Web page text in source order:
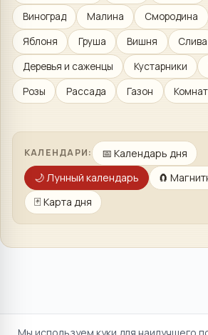
Виноград
Малина Смородина
Яблоня
Груша Вишня
Слива
Деревья и саженцы
Кустарники
Розы
Рассада Газон
КАЛЕНДАРИ: 📅 Календарь дня
🌙Лунный календарь 🧲
🃏 Карта дня